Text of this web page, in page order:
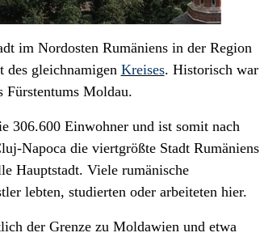
im Nordosten Rumäniensin der Region
des gleichnamigen Kreises. Historisch war
Fürstentums Moldau.
306.600 Einwohner und ist somit nach
Napocadie viertgrößte Stadt Rumäniens
Hauptstadt. Viele rumänische
lebten, studierten oder arbeiteten hier.
der Grenze zu Moldawienund etwa